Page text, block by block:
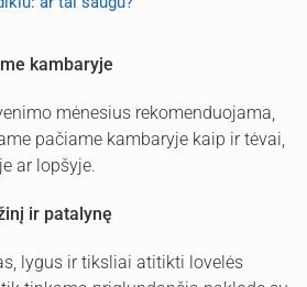
kambaryje
mėnesius rekomenduojama,
pačiame kambaryje kaip ir tėvai,
ar lopšyje.
ir patalynę
lygus ir tiksliai atitikti lovelės